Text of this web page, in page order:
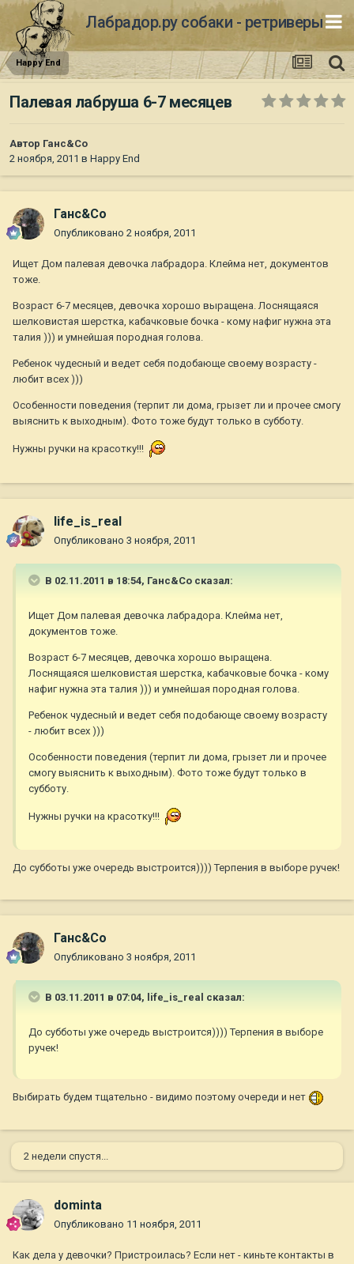
Лабрадор.ру собаки - ретриверы
Happy End
Палевая лабруша 6-7 месяцев
Автор Ганс&Co
2 ноября, 2011 в Happy End
Ганс&Co
Опубликовано 2 ноября, 2011
Ищет Дом палевая девочка лабрадора. Клейма нет, документов
тоже.
Возраст 6-7 месяцев, девочка хорошо выращена. Лоснящаяся
шелковистая шерстка, кабачковые бочка - кому нафиг нужна эта
талия ))) и умнейшая породная голова.
Ребенок чудесный и ведет себя подобающе своему возрасту -
любит всех )))
Особенности поведения (терпит ли дома, грызет ли и прочее смогу
выяснить к выходным). Фото тоже будут только в субботу.
Нужны ручки на красотку!!!
life_is_real
Опубликовано 3 ноября, 2011
В 02.11.2011 в 18:54, Ганс&Co сказал:
Ищет Дом палевая девочка лабрадора. Клейма нет,
документов тоже.
Возраст 6-7 месяцев, девочка хорошо выращена.
Лоснящаяся шелковистая шерстка, кабачковые бочка - кому
нафиг нужна эта талия ))) и умнейшая породная голова.
Ребенок чудесный и ведет себя подобающе своему возрасту
- любит всех )))
Особенности поведения (терпит ли дома, грызет ли и прочее
смогу выяснить к выходным). Фото тоже будут только в
субботу.
Нужны ручки на красотку!!!
До субботы уже очередь выстроится)))) Терпения в выборе ручек!
Ганс&Co
Опубликовано 3 ноября, 2011
В 03.11.2011 в 07:04, life_is_real сказал:
До субботы уже очередь выстроится)))) Терпения в выборе
ручек!
Выбирать будем тщательно - видимо поэтому очереди и нет
2 недели спустя...
dominta
Опубликовано 11 ноября, 2011
Как дела у девочки? Пристроилась? Если нет - киньте контакты в